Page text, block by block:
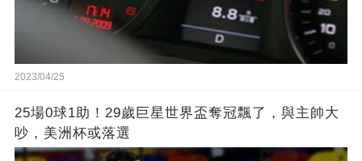
2023/04/25
25場0球1助！29歲巨星世界盃奪冠飄了，與主帥大
吵，美洲杯或落選